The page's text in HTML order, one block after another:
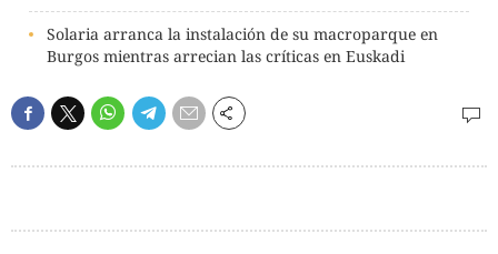
Solaria arranca la instalación de su macroparque en
Burgos mientras arrecian las críticas en Euskadi